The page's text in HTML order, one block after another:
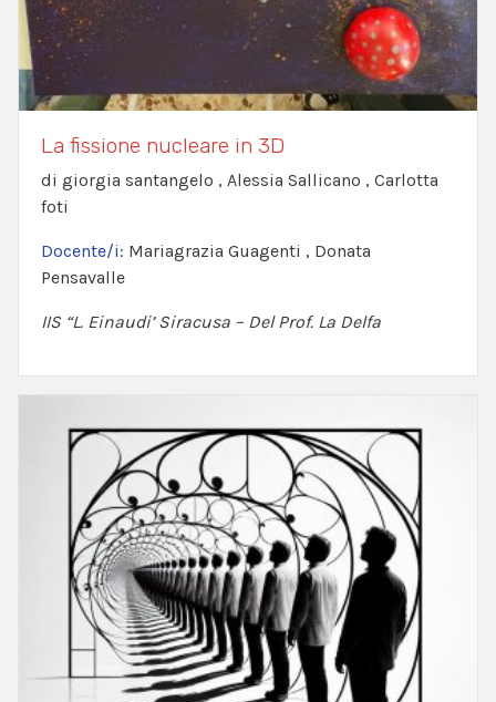
La fissione nucleare in 3D
di giorgia santangelo , Alessia Sallicano , Carlotta
foti
Docente/i: Mariagrazia Guagenti , Donata
Pensavalle
IIS “L. Einaudi’ Siracusa – Del Prof. La Delfa